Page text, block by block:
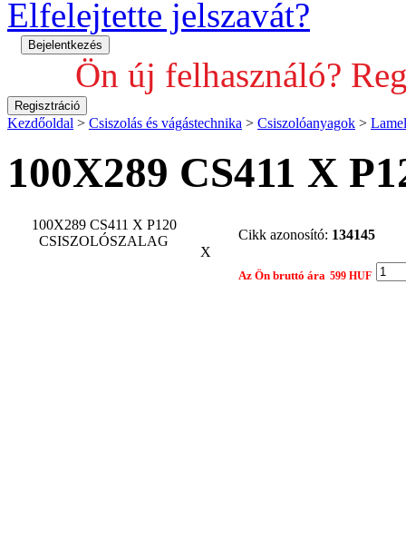
Elfelejtette jelszavát?
Ön új felhasználó?
Kezdőoldal > Csiszolás és vágástechnika > Csiszolóanyagok >
100X289 CS411 X
X
100X289 CS411 X P120
CSISZOLÓSZALAG
Cikk azonosító: 134145
Az Ön bruttó ára 599 HUF